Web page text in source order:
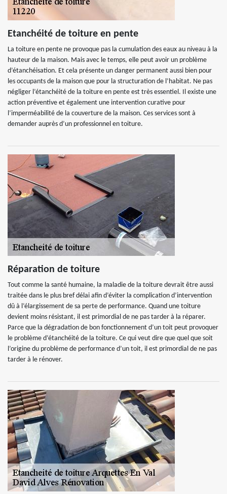
Etanchéité de toiture en pente
La toiture en pente ne provoque pas la cumulation des eaux au niveau à la
hauteur de la maison. Mais avec le temps, elle peut avoir un problème
d’étanchéisation. Et cela présente un danger permanent aussi bien pour
les occupants de la maison que pour la structuration de l’habitat. Ne pas
négliger l’étanchéité de la toiture en pente est très essentiel. Il existe une
action préventive et également une intervention curative pour
l’imperméabilité de la couverture de la maison. Ces services sont à
demander auprès d’un professionnel en toiture.
Réparation de toiture
Tout comme la santé humaine, la maladie de la toiture devrait être aussi
traitée dans le plus bref délai afin d’éviter la complication d’intervention
dû à l’élargissement de sa perte de performance. Quand une toiture
devient moins résistant, il est primordial de ne pas tarder à la réparer.
Parce que la dégradation de bon fonctionnement d’un toit peut provoquer
le problème d’étanchéité de la toiture. Ce qui veut dire que quel que soit
l’origine du problème de performance d’un toit, il est primordial de ne pas
tarder à le rénover.